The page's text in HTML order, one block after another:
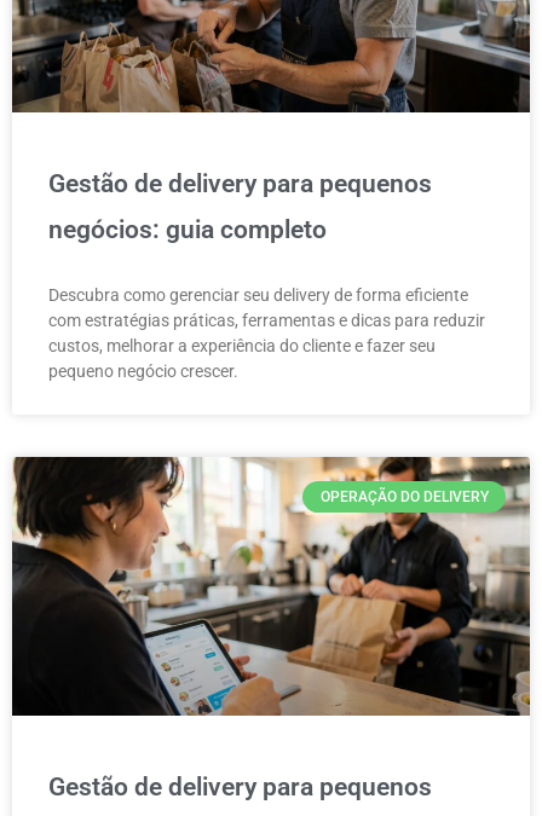
Gestão de delivery para pequenos
negócios: guia completo
Descubra como gerenciar seu delivery de forma eficiente
com estratégias práticas, ferramentas e dicas para reduzir
custos, melhorar a experiência do cliente e fazer seu
pequeno negócio crescer.
OPERAÇÃO DO DELIVERY
Gestão de delivery para pequenos